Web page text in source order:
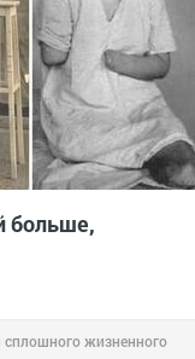
больше,
жизненного